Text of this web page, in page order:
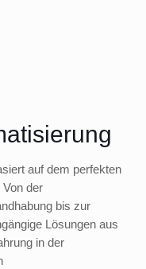
auf dem perfekten
der
bis zur
Lösungen aus
in der